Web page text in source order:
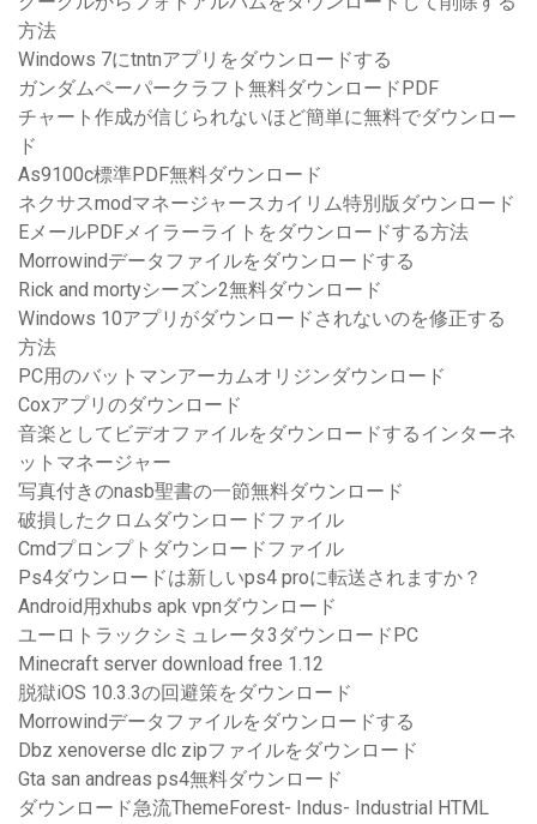
方法
Windows 7にtntnアプリをダウンロードする
ガンダムペーパークラフト無料ダウンロードPDF
チャート作成が信じられないほど簡単に無料でダウンロー
ド
As9100c標準PDF無料ダウンロード
ネクサスmodマネージャースカイリム特別版ダウンロード
EメールPDFメイラーライトをダウンロードする方法
Morrowindデータファイルをダウンロードする
Rick and mortyシーズン2無料ダウンロード
Windows 10アプリがダウンロードされないのを修正する
方法
PC用のバットマンアーカムオリジンダウンロード
Coxアプリのダウンロード
音楽としてビデオファイルをダウンロードするインターネ
ットマネージャー
写真付きのnasb聖書の一節無料ダウンロード
破損したクロムダウンロードファイル
Cmdプロンプトダウンロードファイル
Ps4ダウンロードは新しいps4 proに転送されますか？
Android用xhubs apk vpnダウンロード
ユーロトラックシミュレータ3ダウンロードPC
Minecraft server download free 1.12
脱獄iOS 10.3.3の回避策をダウンロード
Morrowindデータファイルをダウンロードする
Dbz xenoverse dlc zipファイルをダウンロード
Gta san andreas ps4無料ダウンロード
ダウンロード急流ThemeForest- Indus- Industrial HTML